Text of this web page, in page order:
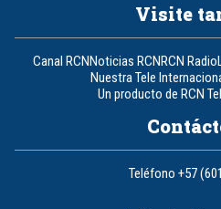
Visite
Canal RCNNoticias RCNRCN Radio
Nuestra Tele
Un producto de RCN
Teléfono +57